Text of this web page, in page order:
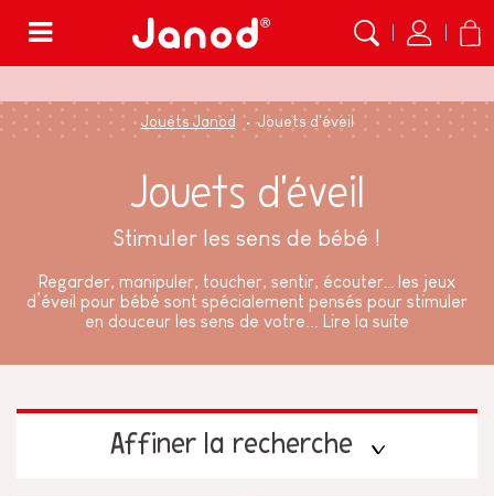
Jouets Janod Jouets d'éveil
Jouets d'éveil
Stimuler les sens de bébé !
Regarder, manipuler, toucher, sentir, écouter… les jeux
d’éveil pour bébé sont spécialement pensés pour stimuler
en douceur les sens de votre...
Lire la suite
Affiner la recherche